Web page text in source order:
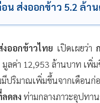
ส่งออกข้าว 5.2 ล้า
ออกข้าวไทย เปิดเผยว่า
มูลค่า 12,953 ล้านบาท เพิ่
มีปริมาณเพิ่มขึ้นจากเดือนก่
ดลง ท่ามกลางภาวะอุปทา